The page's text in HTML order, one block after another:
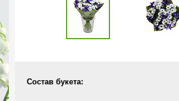
Состав букета: